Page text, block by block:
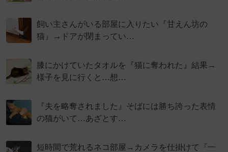
飼い主さんがいる部屋に入りたい『甘えん坊の
猫』→ドアが閉まってい…
膝にかけていたタオルを『猫に奪われた』結果→
様子を見に行くと…想…
『夫を略奪されました』そばには勝ち誇った表情
の猫がいて…あざとす…
短時間で荒れるネコ部屋→カメラを仕掛けて『一